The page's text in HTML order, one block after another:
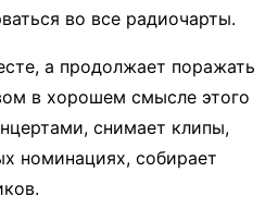
во все радиочарты.
а продолжает поражать
в хорошем смысле этого
снимает клипы,
номинациях, собирает